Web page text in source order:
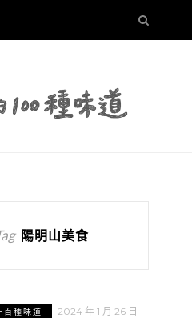
陽明山美食
百種味道 2024 年 1 月 26 日